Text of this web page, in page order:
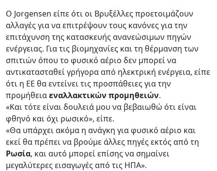
Ο Jorgensen είπε ότι οι Βρυξέλλες προετοιμάζουν
αλλαγές για να επιτρέψουν τους κανόνες για την
επιτάχυνση της κατασκευής ανανεώσιμων πηγών
ενέργειας. Για τις βιομηχανίες και τη θέρμανση των
σπιτιών όπου το φυσικό αέριο δεν μπορεί να
αντικατασταθεί γρήγορα από ηλεκτρική ενέργεια, είπε
ότι η ΕΕ θα εντείνει τις προσπάθειες για την
προμήθειαεναλλακτικών προμηθειών.
«Και τότε είναι δουλειά μου να βεβαιωθώ ότι είναι
φθηνό και όχι ρωσικό», είπε.
«Θα υπάρχει ακόμα η ανάγκη για φυσικό αέριο και
εκεί θα πρέπει να βρούμε άλλες πηγές εκτός από τη
Ρωσία, και αυτό μπορεί επίσης να σημαίνει
μεγαλύτερες εισαγωγές από τις ΗΠΑ».